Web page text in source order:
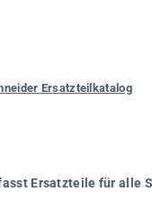
Ersatzteilkatalog
Ersatzteile für alle